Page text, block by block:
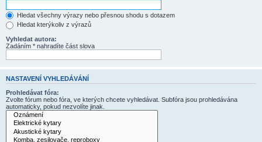
Hledat všechny výrazy nebo přesnou shodu s dotazem
Hledat kterýkoliv z výrazů
Vyhledat autora:
Zadáním * nahradíte část slova
NASTAVENÍ VYHLEDÁVÁNÍ
Prohledávat fóra:
Zvolte fórum nebo fóra, ve kterých chcete vyhledávat. Subfóra jsou prohledávána
automaticky, pokud nezvolíte jinak.